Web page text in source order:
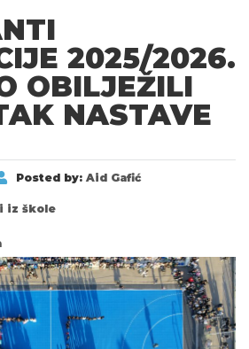
2025/2026.
OBILJEŽILI
NASTAVE
Posted by: Aid Gafić
iz škole